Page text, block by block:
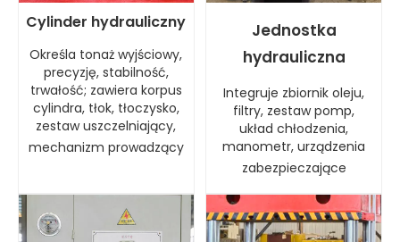
Cylinder hydrauliczny
Określa tonaż wyjściowy,
precyzję, stabilność,
trwałość; zawiera korpus
cylindra, tłok, tłoczysko,
zestaw uszczelniający,
mechanizm prowadzący
Jednostka
hydrauliczna
Integruje zbiornik oleju,
filtry, zestaw pomp,
układ chłodzenia,
manometr, urządzenia
zabezpieczające